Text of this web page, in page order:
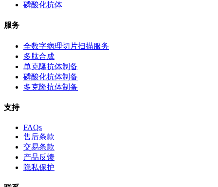
磷酸化抗体
服务
全数字病理切片扫描服务
多肽合成
单克隆抗体制备
磷酸化抗体制备
多克隆抗体制备
支持
FAQs
售后条款
交易条款
产品反馈
隐私保护